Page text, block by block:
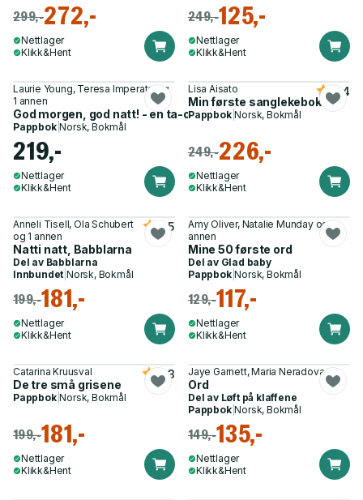
299,-272,-
Nettlager
Klikk&Hent
249,-125,-
Nettlager
Klikk&Hent
Laurie Young, Teresa Imperato og
1 annen
God morgen, god natt! - en ta-og-kjenn-på bok
Pappbok|Norsk, Bokmål
219,-
Nettlager
Klikk&Hent
Lisa Aisato
Min første sanglekebok
4.4
Pappbok|Norsk, Bokmål
249,-226,-
Nettlager
Klikk&Hent
Anneli Tisell, Ola Schubert
og 1 annen
Natti natt, Babblarna
3.5
Del av Babblarna
Innbundet |Norsk, Bokmål
199,-181,-
Nettlager
Klikk&Hent
Amy Oliver, Natalie Munday og 1
annen
Mine 50 første ord
Del av Glad baby
Pappbok|Norsk, Bokmål
129,-117,-
Nettlager
Klikk&Hent
Catarina Kruusval
De tre små grisene
4.3
Pappbok|Norsk, Bokmål
199,-181,-
Nettlager
Klikk&Hent
Jaye Garnett, Maria Neradova
Ord
Del av Løft på klaffene
Pappbok|Norsk, Bokmål
149,-135,-
Nettlager
Klikk&Hent